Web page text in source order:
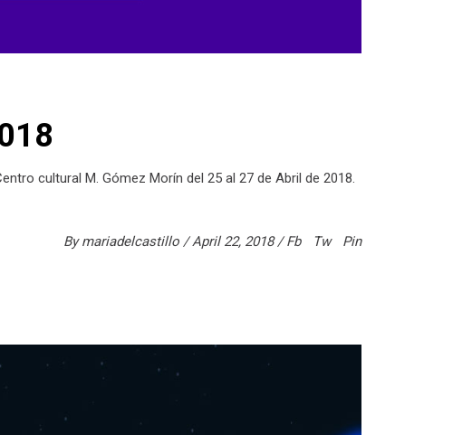
cultural M. Gómez Morín del 25 al 27 de Abril de 2018.
Bymariadelcastillo April 22, 2018 Fb Tw Pin